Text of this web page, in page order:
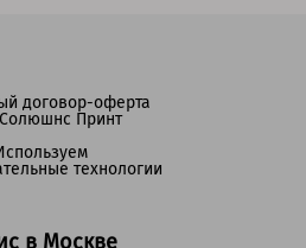
в Москве
договор-оферта
Принт
технологии